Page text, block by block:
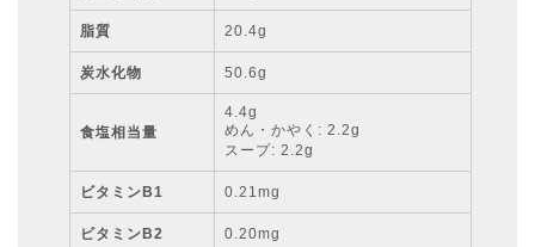
脂質 20.4g
炭水化物 50.6g
食塩相当量
4.4g
めん・かやく: 2.2g
スープ: 2.2g
ビタミンB1 0.21mg
ビタミンB2 0.20mg